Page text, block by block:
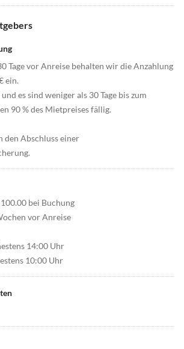
Tage vor Anreise behalten wir die Anzahlung
ein.
es sind weniger als 30 Tage bis zum
90 % des Mietpreises fällig.
den Abschluss einer
bei Buchung
vor Anreise
14:00 Uhr
10:00 Uhr